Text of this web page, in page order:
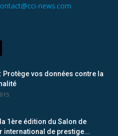
news.com
Protège vos données contre la
1ère édition du Salon de
international de prestige...